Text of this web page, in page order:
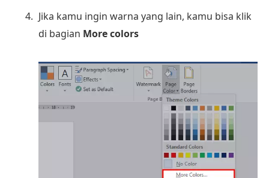
Jika kamu ingin warna yang lain, kamu bisa klik
di bagian More colors